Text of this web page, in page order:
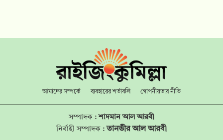
আমাদের সম্পর্কে ব্যবহারের শর্তাবলি গোপনীয়তার নীতি
সম্পাদক :শাদমান আল আরবী
নির্বাহী সম্পাদক :তানভীর আল আরবী